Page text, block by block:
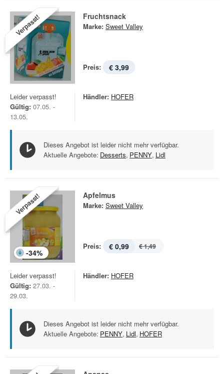
Verpasst! Fruchtsnack
Marke: Sweet Valley
Preis: € 3,99
Leider verpasst!
Gültig: 07.05. -
13.05.
Händler: HOFER
Dieses Angebot ist leider nicht mehr verfügbar.
Aktuelle Angebote: Desserts, PENNY, Lidl
Verpasst!
-34%
Apfelmus
Marke: Sweet Valley
Preis: € 0,99 € 1,49
Leider verpasst!
Gültig: 27.03. -
29.03.
Händler: HOFER
Dieses Angebot ist leider nicht mehr verfügbar.
Aktuelle Angebote: PENNY, Lidl, HOFER